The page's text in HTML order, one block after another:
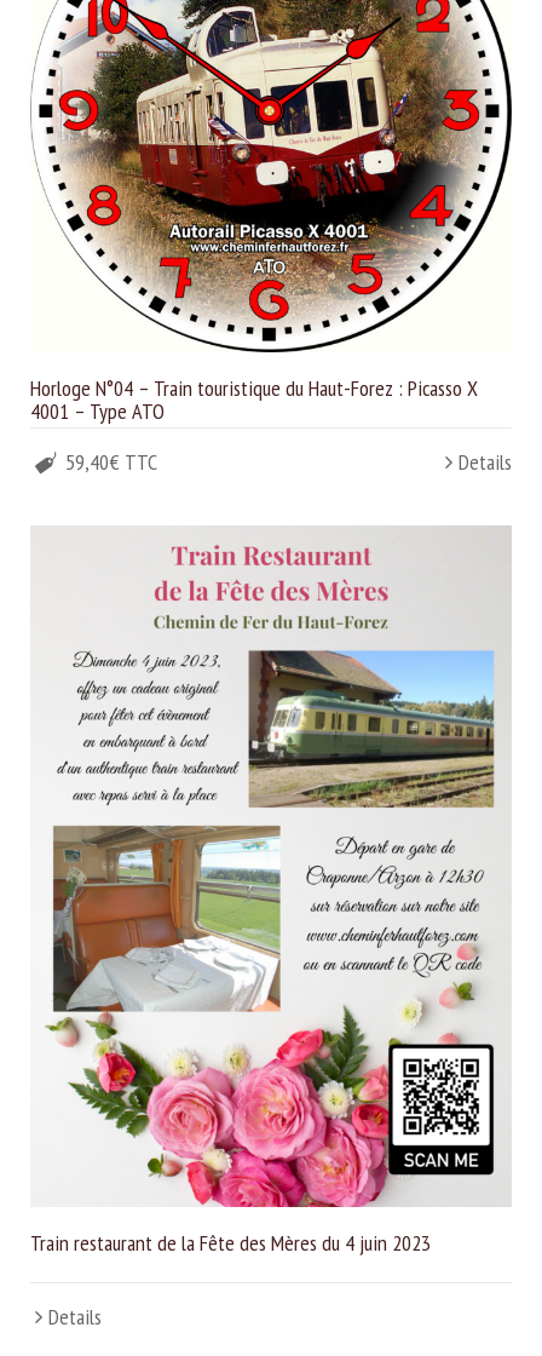
Horloge N°04 – Train touristique du Haut-Forez : Picasso X
4001 – Type ATO
59,40€ TTC
Details
Train restaurant de la Fête des Mères du 4 juin 2023
Details